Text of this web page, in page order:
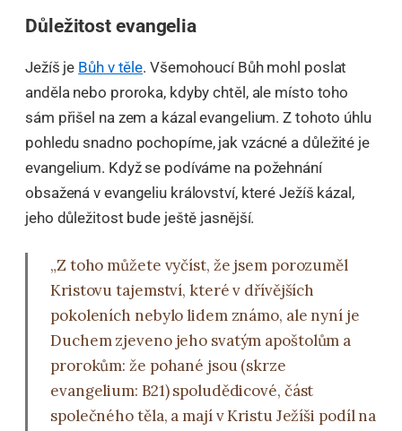
Důležitost evangelia
Ježíš je Bůh v těle. Všemohoucí Bůh mohl poslat
anděla nebo proroka, kdyby chtěl, ale místo toho
sám přišel na zem a kázal evangelium. Z tohoto úhlu
pohledu snadno pochopíme, jak vzácné a důležité je
evangelium. Když se podíváme na požehnání
obsažená v evangeliu království, které Ježíš kázal,
jeho důležitost bude ještě jasnější.
„Z toho můžete vyčíst, že jsem porozuměl
Kristovu tajemství, které v dřívějších
pokoleních nebylo lidem známo, ale nyní je
Duchem zjeveno jeho svatým apoštolům a
prorokům: že pohané jsou (skrze
evangelium: B21) spoludědicové, část
společného těla, a mají v Kristu Ježíši podíl na